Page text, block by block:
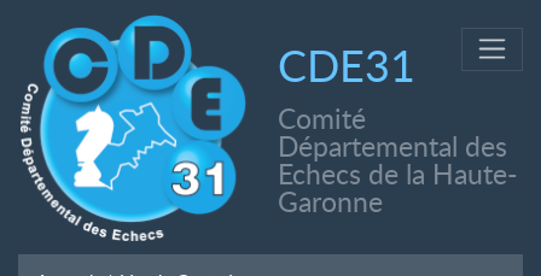
CDE31
Comité
Départemental des
Echecs de la Haute-
Garonne